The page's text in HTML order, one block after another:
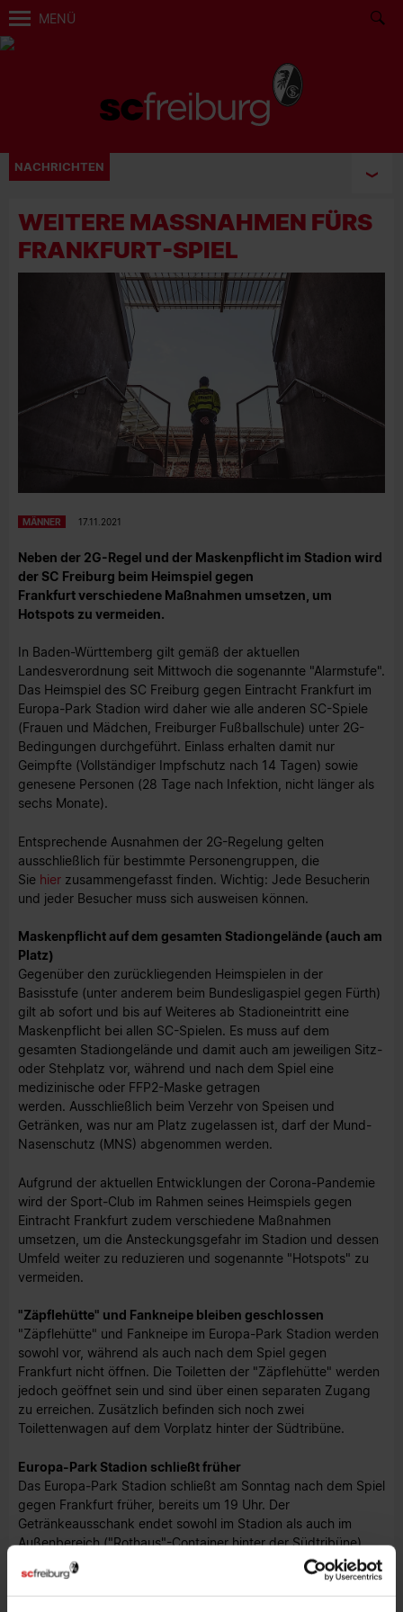
MENÜ
NACHRICHTEN
WEITERE MASSNAHMEN FÜRS F
RANKFURT-SPIEL
MÄNNER 17.11.2021
Neben der 2G-Regel und der Maskenpflicht im Stadion wird
der SC Freiburg beim Heimspiel gegen
Frankfurt verschiedene Maßnahmen umsetzen, um
Hotspots zu vermeiden.
In Baden-Württemberg gilt gemäß der aktuellen
Landesverordnung seit Mittwoch die sogenannte "Alarmstufe".
Das Heimspiel des SC Freiburg gegen Eintracht Frankfurt im
Europa-Park Stadion wird daher wie alle anderen SC-Spiele
(Frauen und Mädchen, Freiburger Fußballschule) unter 2G-
Bedingungen durchgeführt. Einlass erhalten damit nur
Geimpfte (Vollständiger Impfschutz nach 14 Tagen) sowie
genesene Personen (28 Tage nach Infektion, nicht länger als
sechs Monate).
Entsprechende Ausnahmen der 2G-Regelung gelten
ausschließlich für bestimmte Personengruppen, die
Sie hier zusammengefasst finden. Wichtig: Jede Besucherin
und jeder Besucher muss sich ausweisen können.
Maskenpflicht auf dem gesamten Stadiongelände (auch am
Platz)
Gegenüber den zurückliegenden Heimspielen in der
Basisstufe (unter anderem beim Bundesligaspiel gegen Fürth)
gilt ab sofort und bis auf Weiteres ab Stadioneintritt eine
Maskenpflicht bei allen SC-Spielen. Es muss auf dem
gesamten Stadiongelände und damit auch am jeweiligen Sitz-
oder Stehplatz vor, während und nach dem Spiel eine
medizinische oder FFP2-Maske getragen
werden. Ausschließlich beim Verzehr von Speisen und
Getränken, was nur am Platz zugelassen ist, darf der Mund-
Nasenschutz (MNS) abgenommen werden.
Aufgrund der aktuellen Entwicklungen der Corona-Pandemie
wird der Sport-Club im Rahmen seines Heimspiels gegen
Eintracht Frankfurt zudem verschiedene Maßnahmen
umsetzen, um die Ansteckungsgefahr im Stadion und dessen
Umfeld weiter zu reduzieren und sogenannte "Hotspots" zu
vermeiden.
"Zäpflehütte" und Fankneipe bleiben geschlossen
"Zäpflehütte" und Fankneipe im Europa-Park Stadion werden
sowohl vor, während als auch nach dem Spiel gegen
Frankfurt nicht öffnen. Die Toiletten der "Zäpflehütte" werden
jedoch geöffnet sein und sind über einen separaten Zugang
zu erreichen. Zusätzlich befinden sich noch zwei
Toilettenwagen auf dem Vorplatz hinter der Südtribüne.
Europa-Park Stadion schließt früher
Das Europa-Park Stadion schließt am Sonntag nach dem Spiel
gegen Frankfurt früher, bereits um 19 Uhr. Der
Getränkeausschank endet sowohl im Stadion als auch im
Außenbereich ("Rothaus"-Container hinter der Südtribüne)
bereits um 18.30 Uhr. Anders als bei den ersten Heimspielen
im Europa-Park Stadion ist ein Wiederzutritt auf die
Südtribüne nach Verlassen des Stadions nach dem Frankfurt-